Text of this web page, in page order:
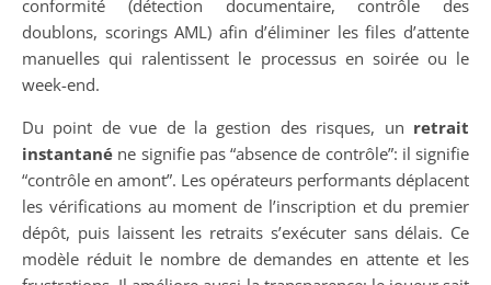
conformité (détection documentaire, contrôle des
doublons, scorings AML) afin d’éliminer les files d’attente
manuelles qui ralentissent le processus en soirée ou le
week-end.
Du point de vue de la gestion des risques, un retrait
instantané ne signifie pas “absence de contrôle”: il signifie
“contrôle en amont”. Les opérateurs performants déplacent
les vérifications au moment de l’inscription et du premier
dépôt, puis laissent les retraits s’exécuter sans délais. Ce
modèle réduit le nombre de demandes en attente et les